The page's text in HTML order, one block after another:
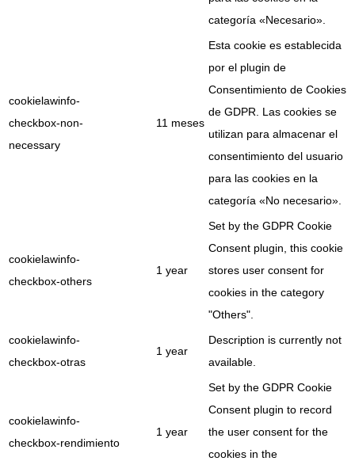
categoría «Necesario».
cookielawinfo-
checkbox-non-
necessary
11 meses
Esta cookie es establecida
por el plugin de
Consentimiento de Cookies
de GDPR. Las cookies se
utilizan para almacenar el
consentimiento del usuario
para las cookies en la
categoría «No necesario».
cookielawinfo-
checkbox-others
1 year
Set by the GDPR Cookie
Consent plugin, this cookie
stores user consent for
cookies in the category
"Others".
cookielawinfo-
checkbox-otras
1 year
Description is currently not
available.
cookielawinfo-
checkbox-rendimiento
1 year
Set by the GDPR Cookie
Consent plugin to record
the user consent for the
cookies in the